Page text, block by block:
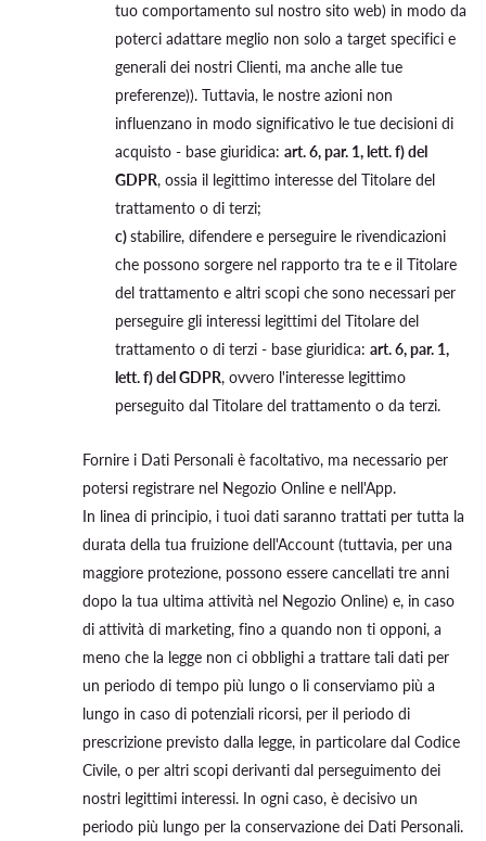
tuo comportamento sul nostro sito web) in modo da
poterci adattare meglio non solo a target specifici e
generali dei nostri Clienti, ma anche alle tue
preferenze)). Tuttavia, le nostre azioni non
influenzano in modo significativo le tue decisioni di
acquisto - base giuridica: art. 6, par. 1, lett. f) del
GDPR, ossia il legittimo interesse del Titolare del
trattamento o di terzi;
c)stabilire, difendere e perseguire le rivendicazioni
che possono sorgere nel rapporto tra te e il Titolare
del trattamento e altri scopi che sono necessari per
perseguire gli interessi legittimi del Titolare del
trattamento o di terzi - base giuridica: art. 6, par. 1,
lett. f) del GDPR, ovvero l'interesse legittimo
perseguito dal Titolare del trattamento o da terzi.
Fornire i Dati Personali è facoltativo, ma necessario per
potersi registrare nel Negozio Online e nell'App.
In linea di principio, i tuoi dati saranno trattati per tutta la
durata della tua fruizione dell'Account (tuttavia, per una
maggiore protezione, possono essere cancellati tre anni
dopo la tua ultima attività nel Negozio Online) e, in caso
di attività di marketing, fino a quando non ti opponi, a
meno che la legge non ci obblighi a trattare tali dati per
un periodo di tempo più lungo o li conserviamo più a
lungo in caso di potenziali ricorsi, per il periodo di
prescrizione previsto dalla legge, in particolare dal Codice
Civile, o per altri scopi derivanti dal perseguimento dei
nostri legittimi interessi. In ogni caso, è decisivo un
periodo più lungo per la conservazione dei Dati Personali.